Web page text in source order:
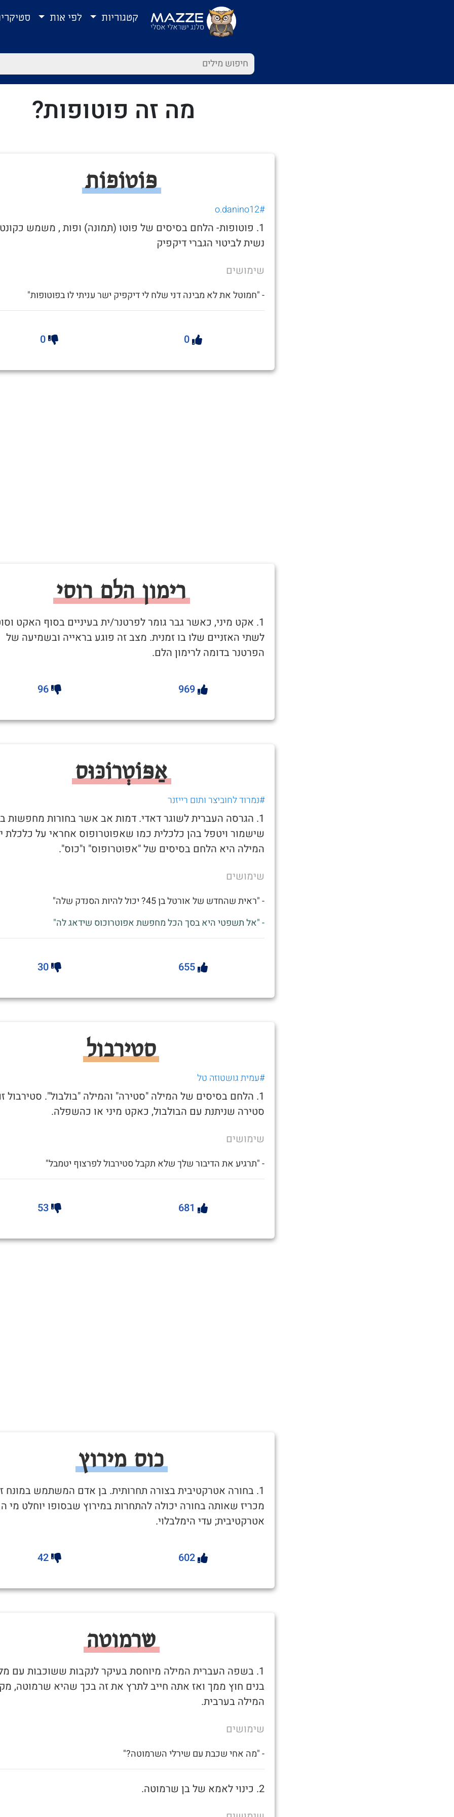
קטגוריות לפי אות
מה זה פוטופות?
פּוֹטוֹפוֹת
#o.danino12
1. פוטופות- הלחם בסיסים של פוטו (תמונה) ופות , משמש
נשית לביטוי הגברי דיקפיק
שימושים
- "חמוטל את לא מבינה דני שלח לי דיקפיק ישר עניתי לו בפוטופות"
0
0
רימון הלם רוסי
1. אקט מיני, כאשר גבר גומר לפרטנר/ית בעיניים בסוף האקט
לשתי האזניים שלו בו זמנית. מצב זה פוגע בראייה ובשמיעה של
הפרטנר בדומה לרימון הלם.
969
96
אַפּוֹטְרוֹכּוּס
#נמרוד לחוביצר ותום רייזנר
1. הגרסה העברית לשוגר דאדי. דמות אב אשר בחורות מחפשות
שישמור ויטפל בהן כלכלית כמו שאפוטרופוס אחראי על כלכלת
המילה היא הלחם בסיסים של "אפוטרופוס" ו"כוס".
שימושים
- "ראית שהחדש של אורטל בן 45? יכול להיות הסנדק שלה"
- "אל תשפטי היא בסך הכל מחפשת אפוטרוכוס שידאג לה"
655
30
סטירבול
#עמית גושטוזה טל
1. הלחם בסיסים של המילה "סטירה" והמילה "בולבול". סטירבול
סטירה שניתנת עם הבולבול, כאקט מיני או כהשפלה.
שימושים
- "תרגיע את הדיבור שלך שלא תקבל סטירבול לפרצוף יטמבל"
681
53
כוס מירוץ
1. בחורה אטרקטיבית בצורה תחרותית. בן אדם המשתמש במונח
מכריז שאותה בחורה יכולה להתחרות במירוץ שבסופו יוחלט מי
אטרקטיבית; עדי הימלבלוי.
602
42
שרמוטה
1. בשפה העברית המילה מיוחסת בעיקר לנקבות ששוכבות עם
בנים חוץ ממך ואז אתה חייב לתרץ את זה בכך שהיא שרמוטה,
המילה בערבית.
שימושים
- "מה אחי שכבת עם שירלי השרמוטה?"
2. כינוי לאמא של בן שרמוטה.